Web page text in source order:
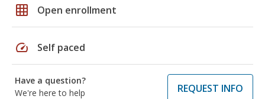
grid_on Open enrollment
speed Self paced
Have a question?
We're here to help
REQUEST INFO